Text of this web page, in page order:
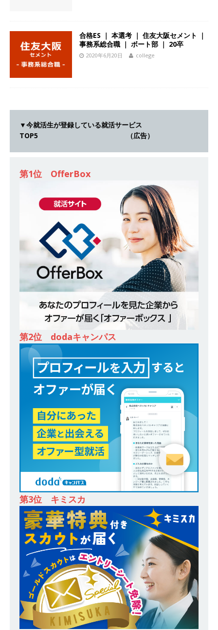
知名度抜群の総合不動産会社 ｜ マンション販売
戸数近畿圏第3位 ｜ 初任給30万+手当、1年目で
業界研究・企業説明会 】 世界最大級の金融サー
ビス機関 ｜ BtoBtoCの代理店営業 ｜ 20代で年
120日以上 ｜ ジブラルタ生命
[ 2026年5月14日 ]
【 28卒｜営業職向けオープ
ンカンパニー 】世界トップシェアの半導体技術
を持つグローバルメーカー ｜ 年間休日129日・
土日祝完全休み ｜ 売上高1,138億円 ｜ プライム
上場 ｜ 新電元工業
体育会積極採用企業
[ 2026年5月14日 ] 【 28卒 ｜ 適性検査合否免
除・面接確約!! ｜ 1dayインターンあり 】 東京勤
務限定 ｜ 世界No.1の不動産投資市場東京で投資
住宅販売をリードする企業 ｜ 土地仕入れから物
130日・土日祝完全休み ｜ スタンダード上場 ｜
明豊エンタープライズ
体育会積極採用企業
[ 2026年5月14日 ] 【 28卒 ｜ 適性検査合否免
除・面接確約!! ｜ 1dayインターンあり 】東京勤
務・転勤なし ｜ 投資用住宅販売をリードする企
業が手がける賃貸アパート・マンションの管理を
行う ｜ 年間休日125日以上 ｜ 不動産業ではレア
な私服出社OK ｜ 土日祝完全休み ｜ スタンダー
ド上場 明豊エンタープライズグループ ｜ 明豊プ
ロパティーズ
体育会積極採用企業
[ 2026年5月14日 ]
【 28卒 ｜ オープンカンパニ
ー｜東京勤務・転勤なし ｜ 文理不問 】 7期連続
200％増収!! ｜ 様々な業界の知識・スキルを身に
付けることが可能 ｜ データ分析のエキスパート
としてクライアントの課題を解決 ｜ 土日祝完全
休み ｜ データアナリティクスラボ
体育会積
合格ES ｜ 本選考 ｜ 住友大阪セメント ｜
事務系総合職 ｜ ボート部 ｜ 20卒
2020年6月20日 college
▼今就活生が登録している就活サービス
TOP5 （広告）
第1位 OfferBox
第2位 dodaキャンパス
第3位 キミスカ